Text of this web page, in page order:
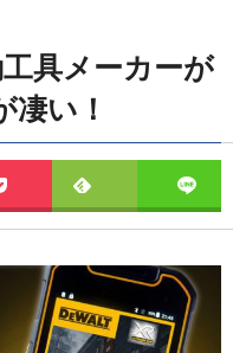
具メーカーが
凄い！